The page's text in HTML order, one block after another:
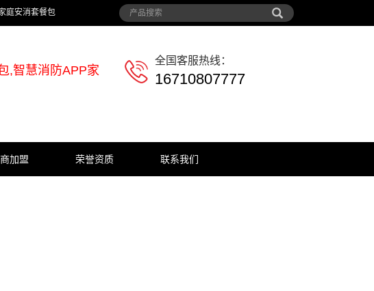
庭安消套餐包
,智慧消防APP家
全国客服热线：
16710807777
加盟 荣誉资质 联系我们